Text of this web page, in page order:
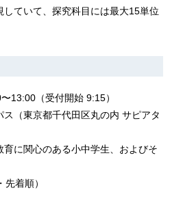
ていて、探究科目には最大15単位
13:00（受付開始 9:15）
（東京都千代田区丸の内 サピアタ
に関心のある小中学生、およびそ
着順）